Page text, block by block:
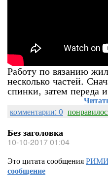
Работу по вязанию
несколько частей.
спинки, затем переда
комментарии: 0
Без заголовка
10-10-2017 01:04
Это цитата сообщения
сообщение